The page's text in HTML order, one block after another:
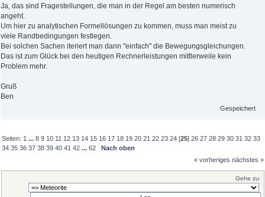
Ja, das sind Fragestellungen, die man in der Regel am besten numerisch
angeht.
Um hier zu analytischen Formellösungen zu kommen, muss man meist zu
viele Randbedingungen festlegen.
Bei solchen Sachen iteriert man dann "einfach" die Bewegungsgleichungen.
Das ist zum Glück bei den heutigen Rechnerleistungen mittlerweile kein
Problem mehr.
Gruß
Ben
Gespeichert
Seiten: 1 ...8 9 10 11 12 13 14 15 16 17 18 19 20 21 22 23 24 [25]26 27 28 29 30 31 32 33
34 35 36 37 38 39 40 41 42 ...62
Nach oben
« vorheriges nächstes »
Gehe zu: